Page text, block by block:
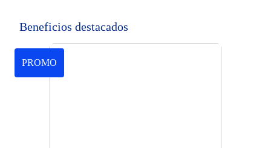
Beneficios destacados
PROMO